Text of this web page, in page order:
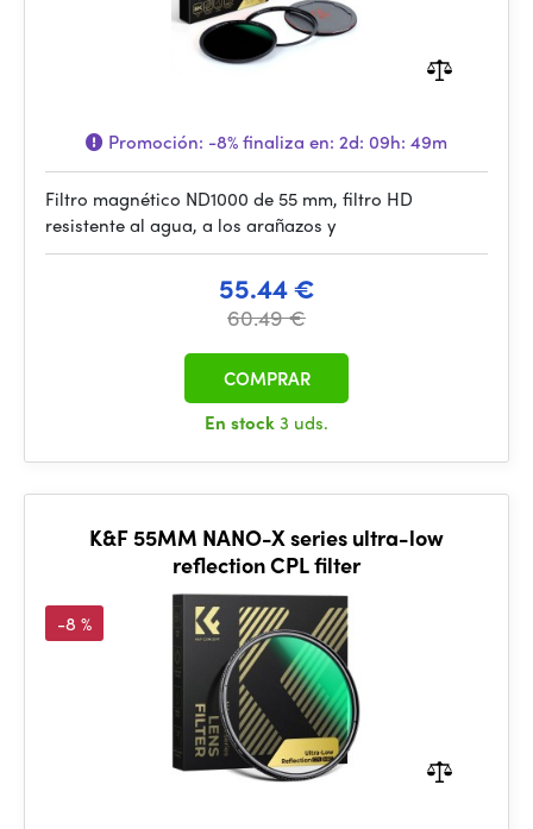
Promoción: -8%finaliza en: 2d: 09h: 49m
Filtro magnético ND1000 de 55 mm, filtro HD
resistente al agua, a los arañazos y
55.44 €
60.49 €
En stock3 uds.
COMPRAR
K&F 55MM NANO-X series ultra-low
reflection CPL filter
-8 %